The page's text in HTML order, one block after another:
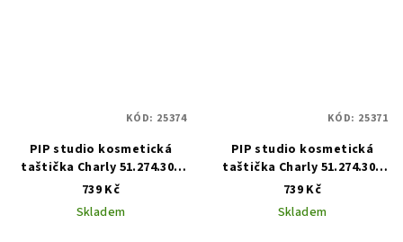
PIP studio kosmetická
taštička Charly 51.274.307
oranžová
739 Kč
Skladem
KÓD: 25374
PIP studio kosmetická
taštička Charly 51.274.308
modrá
739 Kč
Skladem
KÓD: 25371